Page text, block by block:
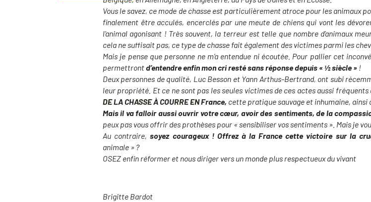
Vous le savez, ce mode de chasse est particulièrement atroce pour les animaux
finalement être acculés, encerclés par une meute de chiens qui vont les
l’animal agonisant ! Très souvent, la terreur est telle que nombre d’animaux
cela ne suffisait pas, ce type de chasse fait également des victimes parmi les
Mais je pense que personne ne m’a entendue ni écoutée. Pour pallier cet
permettrontd’entendre enfin mon cri resté sans réponse depuis « ½ siècle » !
Deux personnes de qualité, Luc Besson et Yann Arthus-Bertrand, ont subi
leur propriété. Et ce ne sont pas les seules victimes de ces actes aussi fréquents
DE LA CHASSE À COURRE EN France, cette pratique sauvage et inhumaine, ainsi
Mais il va falloir aussi ouvrir votre cœur, avoir des sentiments, de la
peux pas vous offrir des prothèses pour « sensibiliser vos sentiments ». Mais je
Au contraire,soyez courageux ! Offrez à la France cette victoire sur la
animale » ?
OSEZ enfin réformer et nous diriger vers un monde plus respectueux du vivant
Brigitte Bardot